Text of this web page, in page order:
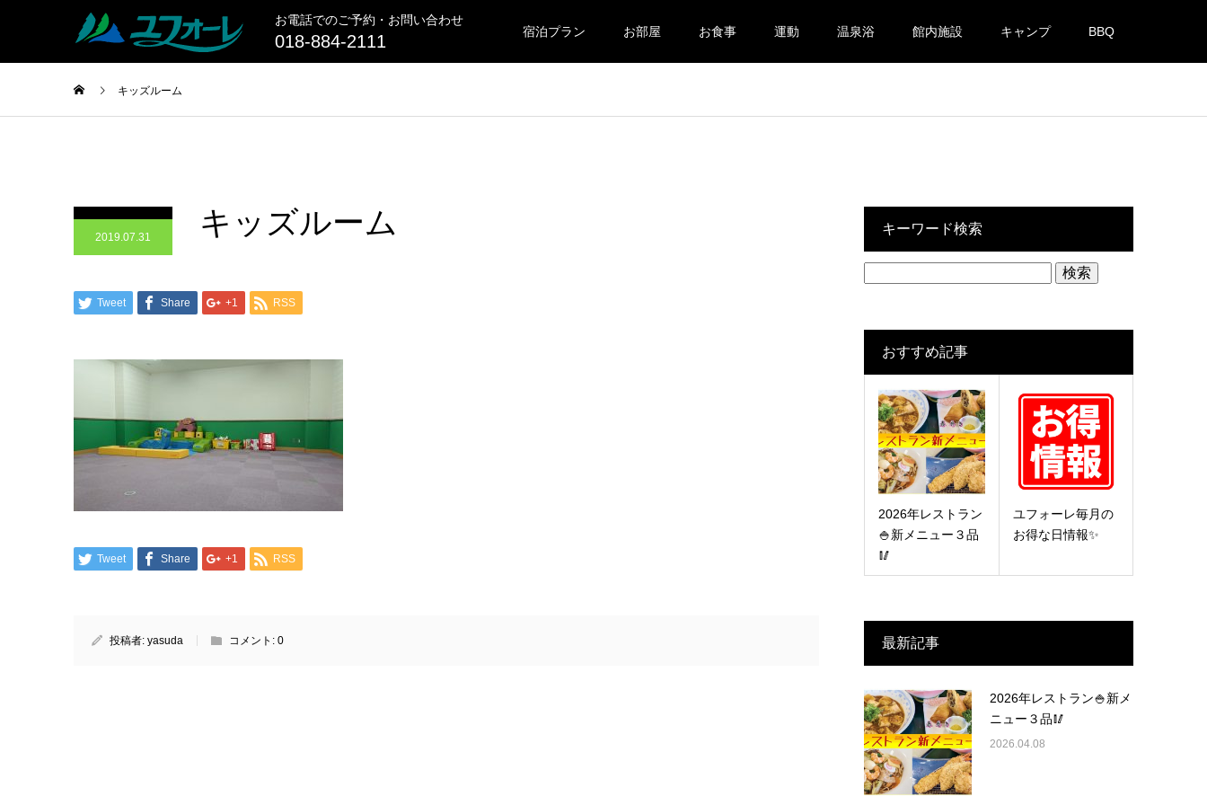
お電話でのご予約・お問い合わせ
018-884-2111 宿泊プラン お部屋 お食事 運動 温泉浴 館内施設 キャンプ BBQ
キッズルーム
2019.07.31 キッズルーム
Tweet Share +1 RSS
Tweet Share +1 RSS
投稿者: yasuda コメント: 0
キーワード検索
おすすめ記事
2026年レストラン
🍚新メニュー３品
🥢
ユフォーレ毎月の
お得な日情報✨
最新記事
2026年レストラン🍚新メ
ニュー３品🥢
2026.04.08